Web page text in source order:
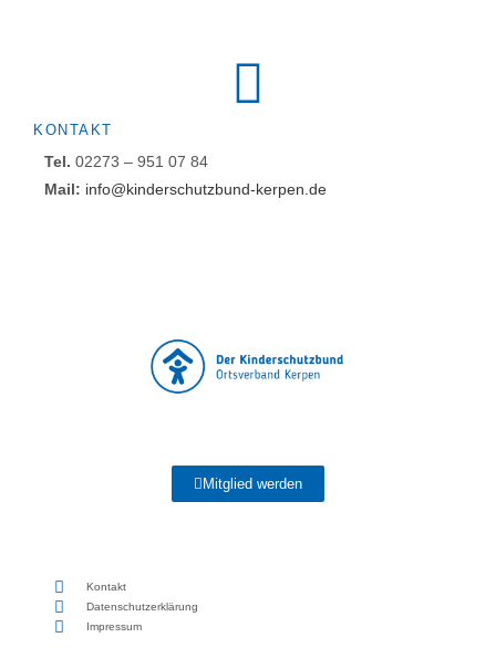
KONTAKT
Tel. 02273 – 951 07 84
Mail: info@kinderschutzbund-kerpen.de
Mitglied werden
Kontakt
Datenschutzerklärung
Impressum